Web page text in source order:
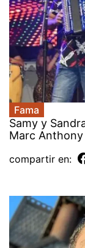
Fama
Samy y
Marc Anthony
compartir en: